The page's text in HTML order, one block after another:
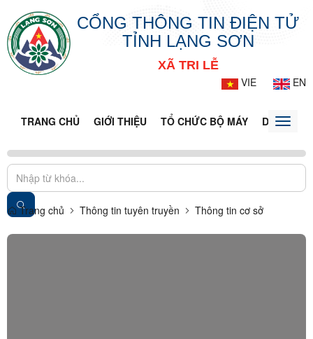
CỔNG THÔNG TIN ĐIỆN TỬ
TỈNH LẠNG SƠN
XÃ TRI LỄ
VIE
EN
TRANG CHỦ GIỚI THIỆU TỔ CHỨC BỘ MÁY DOANH
Toggle
Trang chủ Thông tin tuyên truyền Thông tin cơ sở